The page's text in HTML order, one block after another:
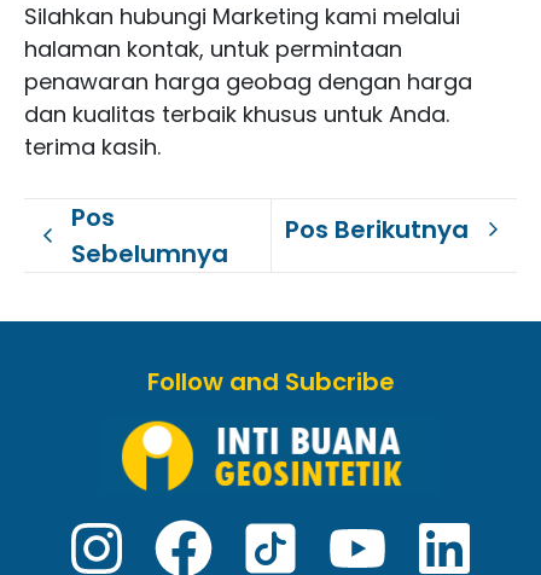
Silahkan hubungi Marketing kami melalui
halaman kontak, untuk permintaan
penawaran harga geobag dengan harga
dan kualitas terbaik khusus untuk Anda.
terima kasih.
Pos
Sebelumnya
Pos Berikutnya
Follow and Subcribe